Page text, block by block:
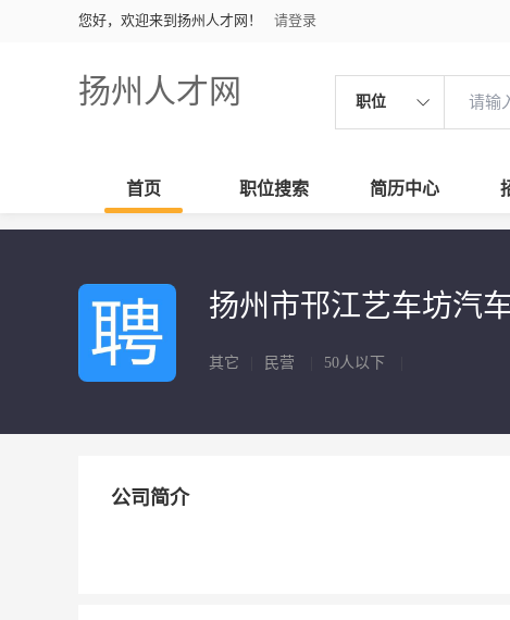
您好，欢迎来到扬州人才网！ 请登录
扬州人才网 职位
首页 职位搜索 简历中心
扬州市邗江艺车坊汽
其它 民营 50人以下
公司简介